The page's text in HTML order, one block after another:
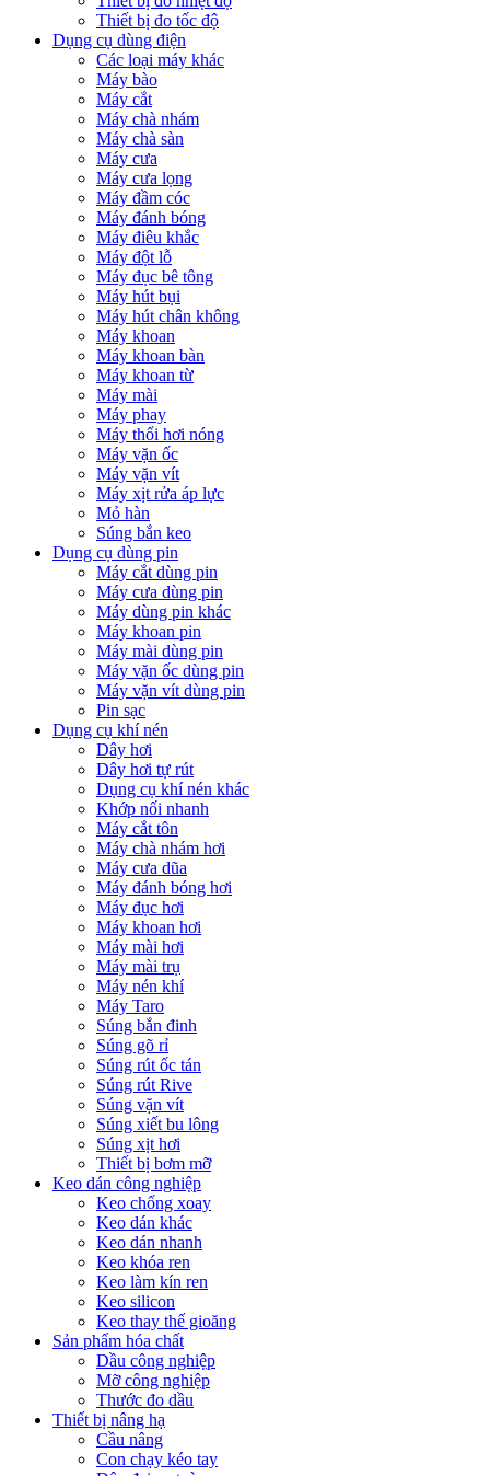
Thiết bị đo tốc độ
Dụng cụ dùng điện
Các loại máy khác
Máy bào
Máy cắt
Máy chà nhám
Máy chà sàn
Máy cưa
Máy cưa lọng
Máy đầm cóc
Máy đánh bóng
Máy điêu khắc
Máy đột lỗ
Máy đục bê tông
Máy hút bụi
Máy hút chân không
Máy khoan
Máy khoan bàn
Máy khoan từ
Máy mài
Máy phay
Máy thổi hơi nóng
Máy vặn ốc
Máy vặn vít
Máy xịt rửa áp lực
Mỏ hàn
Súng bắn keo
Dụng cụ dùng pin
Máy cắt dùng pin
Máy cưa dùng pin
Máy dùng pin khác
Máy khoan pin
Máy mài dùng pin
Máy vặn ốc dùng pin
Máy vặn vít dùng pin
Pin sạc
Dụng cụ khí nén
Dây hơi
Dây hơi tự rút
Dụng cụ khí nén khác
Khớp nối nhanh
Máy cắt tôn
Máy chà nhám hơi
Máy cưa dũa
Máy đánh bóng hơi
Máy đục hơi
Máy khoan hơi
Máy mài hơi
Máy mài trụ
Máy nén khí
Máy Taro
Súng bắn đinh
Súng gõ rỉ
Súng rút ốc tán
Súng rút Rive
Súng vặn vít
Súng xiết bu lông
Súng xịt hơi
Thiết bị bơm mỡ
Keo dán công nghiệp
Keo chống xoay
Keo dán khác
Keo dán nhanh
Keo khóa ren
Keo làm kín ren
Keo silicon
Keo thay thế gioăng
Sản phẩm hóa chất
Dầu công nghiệp
Mỡ công nghiệp
Thước đo dầu
Thiết bị nâng hạ
Cầu nâng
Con chạy kéo tay